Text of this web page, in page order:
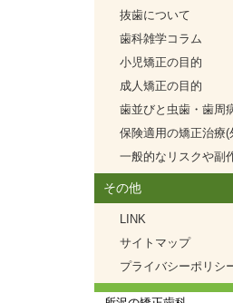
抜歯について
歯科雑学コラム
小児矯正の目的
成人矯正の目的
歯並びと虫歯・歯周
保険適用の矯正治療(
一般的なリスクや副
その他
LINK
サイトマップ
プライバシーポリシ